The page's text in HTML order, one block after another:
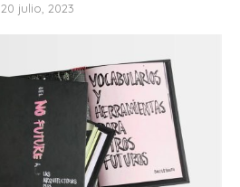
20 julio, 2023